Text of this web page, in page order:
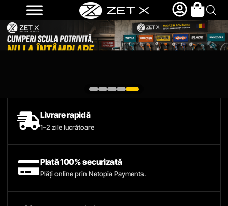
Livrare rapidă
1–2 zile lucrătoare
Plată 100% securizată
Plăți online prin Netopia Payments.